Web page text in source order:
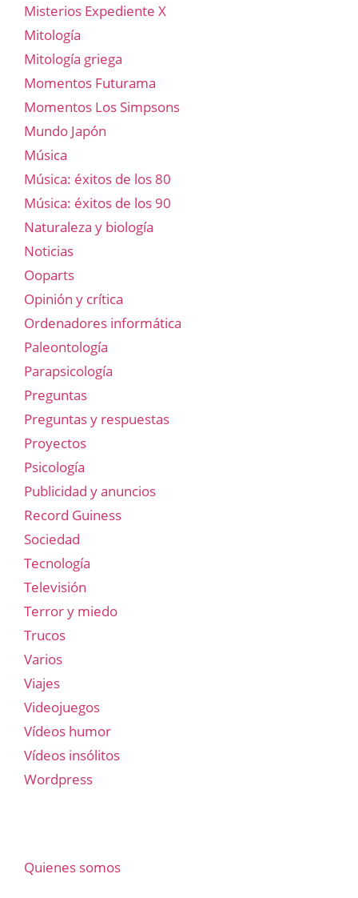
Misterios Expediente X
Mitología
Mitología griega
Momentos Futurama
Momentos Los Simpsons
Mundo Japón
Música
Música: éxitos de los 80
Música: éxitos de los 90
Naturaleza y biología
Noticias
Ooparts
Opinión y crítica
Ordenadores informática
Paleontología
Parapsicología
Preguntas
Preguntas y respuestas
Proyectos
Psicología
Publicidad y anuncios
Record Guiness
Sociedad
Tecnología
Televisión
Terror y miedo
Trucos
Varios
Viajes
Videojuegos
Vídeos humor
Vídeos insólitos
Wordpress
Quienes somos